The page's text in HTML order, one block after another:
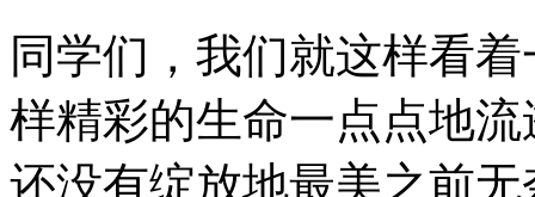
同学们，我们就这样看
样精彩的生命一点点地
还没有绽放地最美之前